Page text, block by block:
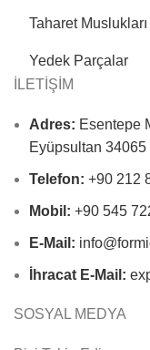
Taharet Muslukları
Yedek Parçalar
İLETİŞİM
Adres: Esentepe
Eyüpsultan 34065
Telefon: +90 212
Mobil: +90 545
E-Mail:
İhracat E-Mail:
SOSYAL MEDYA